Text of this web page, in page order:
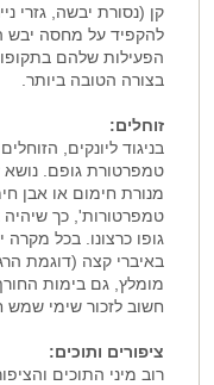
קן (נסורת יבשה, גזרי
להקפיד על מחסה יבש
הפעילות שלהם
בצורה הטובה ביותר.
זוחלים:
בניגוד ליונקים,
טמפרטורת גופם. נושא
טמפרטורות', כך שיהיה
גופו כרצונו. בכל
באיברי קצה (דוגמת
מומלץ, גם בימות
חשוב לזכור שימי שמש
ציפורים ותוכים:
רוב מיני התוכים